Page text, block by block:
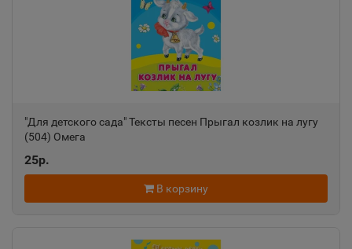
"Для детского сада" Тексты песен Прыгал козлик на лугу
(504) Омега
25р.
В корзину